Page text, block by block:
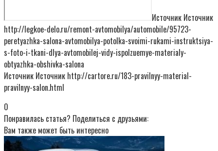
Источник Источник
http://legkoe-delo.ru/remont-avtomobilya/automobile/95723-
peretyazhka-salona-avtomobilya-potolka-svoimi-rukami-instruktsiya-
s-foto-i-tkani-dlya-avtomobilej-vidy-ispolzuemye-materialy-
obtyazhka-obshivka-salona
Источник Источник http://cartore.ru/183-pravilnyy-material-
pravilnyy-salon.html
0
Понравилась статья? Поделиться с друзьями:
Вам также может быть интересно